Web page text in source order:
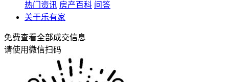
热门资讯 房产百科 问答
关于乐有家
免费查看全部成交信息
请使用微信扫码